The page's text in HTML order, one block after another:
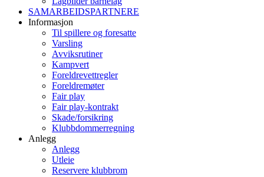
SAMARBEIDSPARTNERE
Informasjon
Til spillere og foresatte
Varsling
Avviksrutiner
Kampvert
Foreldrevettregler
Foreldremøter
Fair play
Fair play-kontrakt
Skade/forsikring
Klubbdommerregning
Anlegg
Anlegg
Utleie
Reservere klubbrom